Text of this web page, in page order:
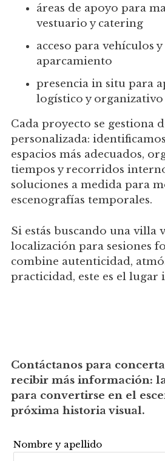
áreas de apoyo para
vestuario y catering
acceso para vehículos
aparcamiento
presencia in situ para
logístico y organizativo
Cada proyecto se gestiona
personalizada:
espacios más adecuados,
tiempos y recorridos
soluciones a medida para
escenografías temporales.
Si estás buscando una villa
localización para sesiones
combine autenticidad,
practicidad, este es el lugar
Contáctanos para
recibir más información:
para convertirse en el
próxima historia visual.
Nombre y apellido